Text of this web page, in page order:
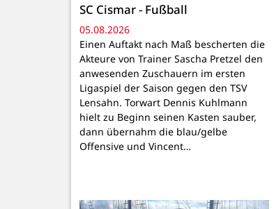
SC Cismar - Fußball
05.08.2026
Einen Auftakt nach Maß bescherten die
Akteure von Trainer Sascha Pretzel den
anwesenden Zuschauern im ersten
Ligaspiel der Saison gegen den TSV
Lensahn. Torwart Dennis Kuhlmann
hielt zu Beginn seinen Kasten sauber,
dann übernahm die blau/gelbe
Offensive und Vincent…